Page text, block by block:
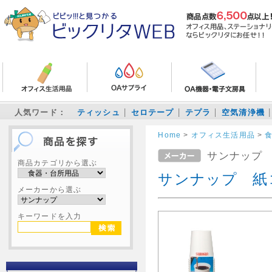
人気ワード： ティッシュ セロテープ テプラ 空気清浄機
商品カテゴリから選ぶ
メーカーから選ぶ
キーワードを入力
Home > オフィス生活用品 >
サンナップ
サンナップ